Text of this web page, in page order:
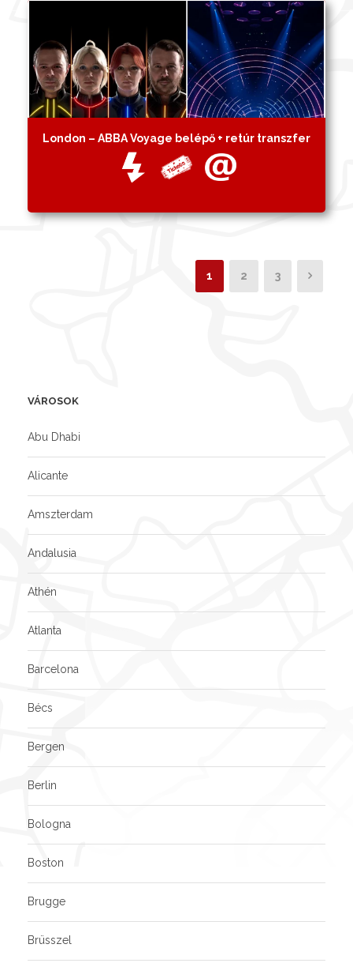
London – ABBA Voyage belépő + retúr transzfer
1 2 3
VÁROSOK
Abu Dhabi
Alicante
Amszterdam
Andalusia
Athén
Atlanta
Barcelona
Bécs
Bergen
Berlin
Bologna
Boston
Brugge
Brüsszel